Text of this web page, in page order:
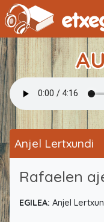
Anjel Lertxundi
Rafaelen
EGILEA: Anjel